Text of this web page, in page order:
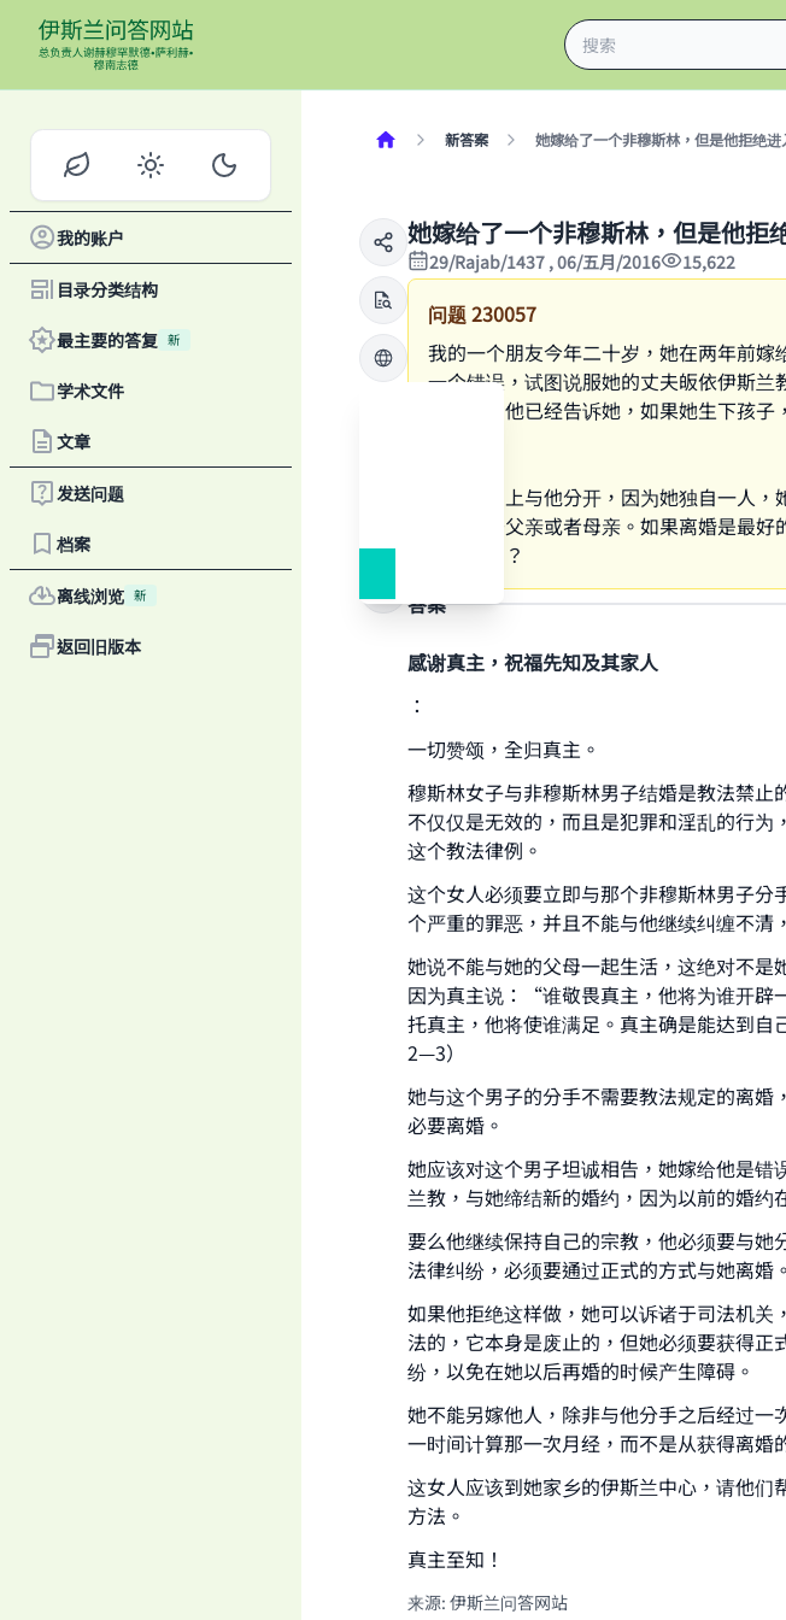
我的账户
目录分类结构
最主要的答复 新
学术文件
文章
发送问题
档案
离线浏览 新
返回旧版本
新答案 她嫁给了一个非穆斯林，但是他拒绝进
她嫁给了一个非穆斯林，但是他拒
29/Rajab/1437 , 06/五月/2016 15,622
问题230057
我的一个朋友今年二十岁，她在两年前
一个错误，试图说服她的丈夫皈依伊斯
下孩子，他已经告诉她，如果她生下孩
她不能马上与他分开，因为她独自一人
能求助于父亲或者母亲。如果离婚是最
这个问题？
答案
感谢真主，祝福先知及其家人
：
一切赞颂，全归真主。
穆斯林女子与非穆斯林男子结婚是教法禁
不仅仅是无效的，而且是犯罪和淫乱的行为
这个教法律例。
这个女人必须要立即与那个非穆斯林男子
个严重的罪恶，并且不能与他继续纠缠不清
她说不能与她的父母一起生活，这绝对不是
因为真主说：“谁敬畏真主，他将为谁开辟
托真主，他将使谁满足。真主确是能达到
2—3）
她与这个男子的分手不需要教法规定的离
必要离婚。
她应该对这个男子坦诚相告，她嫁给他是
兰教，与她缔结新的婚约，因为以前的婚约
要么他继续保持自己的宗教，他必须要与
法律纠纷，必须要通过正式的方式与她离婚。
如果他拒绝这样做，她可以诉诸于司法机
法的，它本身是废止的，但她必须要获得
纷，以免在她以后再婚的时候产生障碍。
她不能另嫁他人，除非与他分手之后经过
一时间计算那一次月经，而不是从获得离婚
这女人应该到她家乡的伊斯兰中心，请他
方法。
真主至知！
来源: 伊斯兰问答网站
Make an impact on
Your support is
same reward